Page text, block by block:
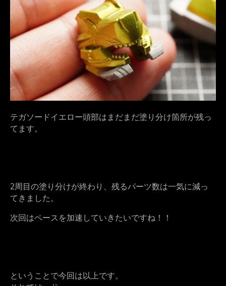
テガソードイエロー頭部はまだまだ塗り分け箇所が残っ
てます。
2周目の塗り分けが終わり、残るパーツ数は一気に減っ
てきました。
次回はペースを加速していきたいですね！！
ということで今回は以上です。